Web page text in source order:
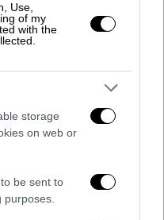
Use,
of my
with the
storage
on web or
be sent to
οι
αποκαλώντας
και
του. Ένας
γνωστός ως
που εκτελούσε